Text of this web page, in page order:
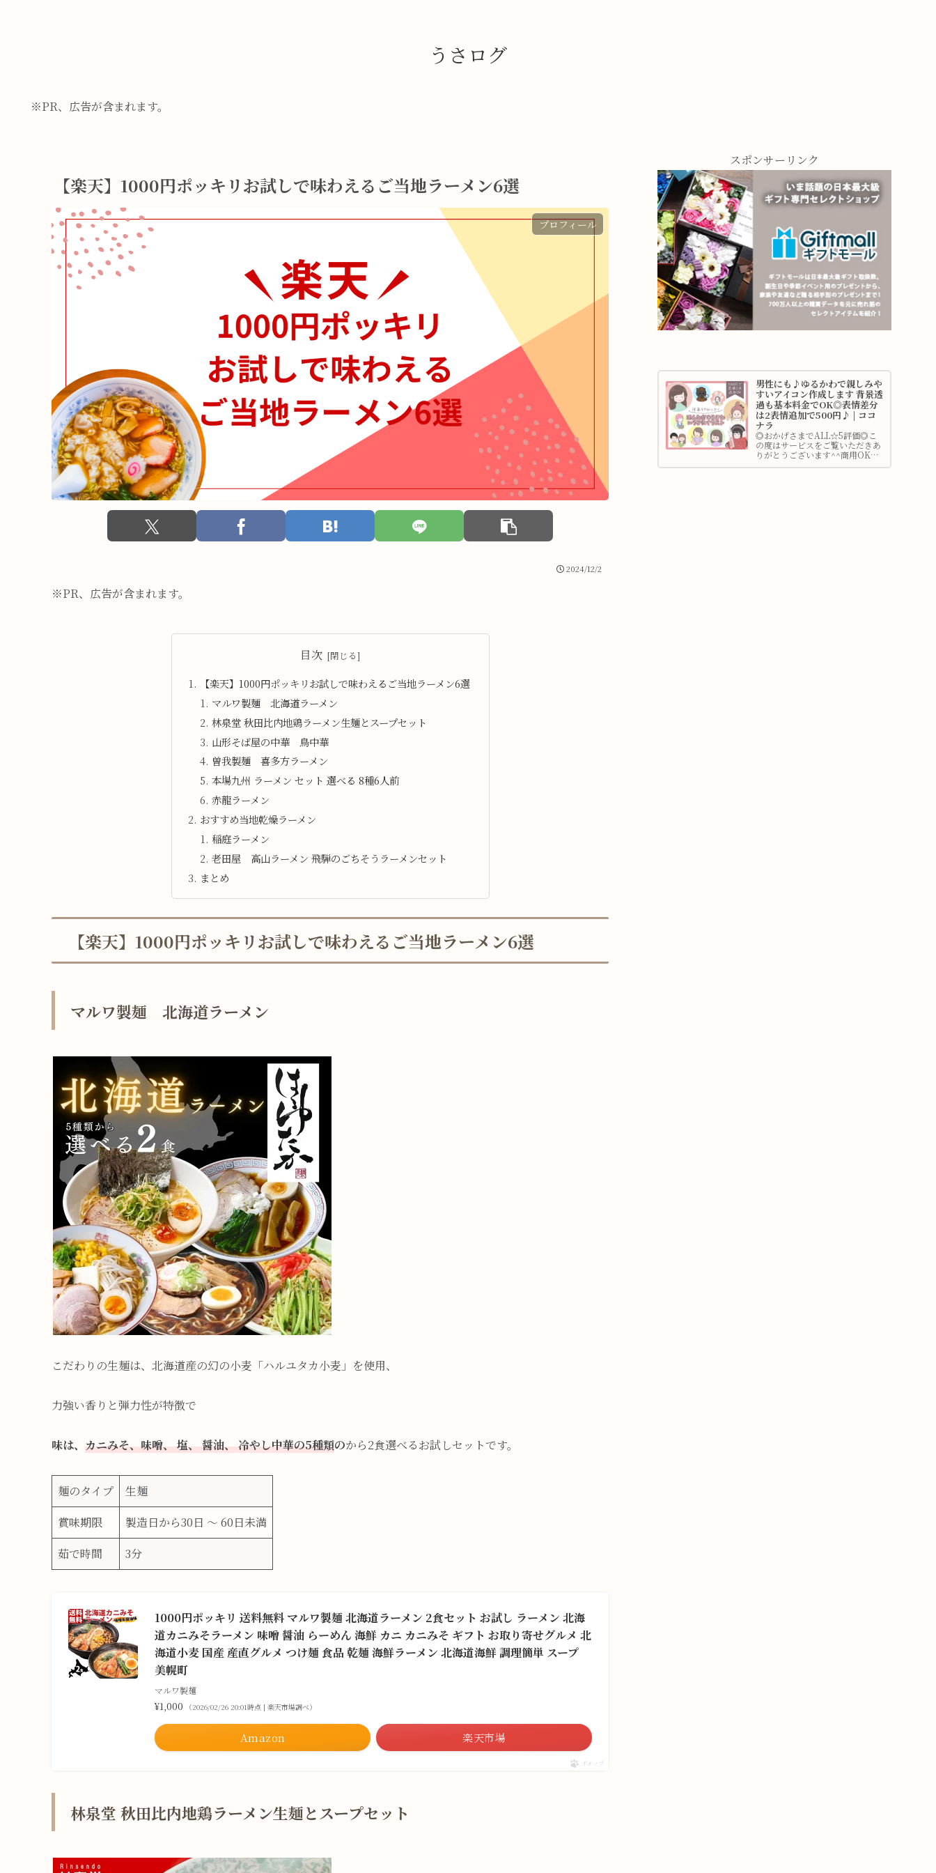
うさログ
※PR、広告が含まれます。
【楽天】1000円ポッキリお試しで味わえるご当地ラーメン6選
プロフィール
2024/12/2
※PR、広告が含まれます。
目次
【楽天】1000円ポッキリお試しで味わえるご当地ラーメン6選
マルワ製麺 北海道ラーメン
林泉堂 秋田比内地鶏ラーメン生麺とスープセット
山形そば屋の中華 鳥中華
曽我製麺 喜多方ラーメン
本場九州 ラーメン セット 選べる 8種6人前
赤龍ラーメン
おすすめ当地乾燥ラーメン
稲庭ラーメン
老田屋 高山ラーメン 飛騨のごちそうラーメンセット
まとめ
【楽天】1000円ポッキリお試しで味わえるご当地ラーメン6選
マルワ製麺 北海道ラーメン
こだわりの生麺は、北海道産の幻の小麦「ハルユタカ小麦」を使用、
力強い香りと弾力性が特徴で
味は、 カニみそ、味噌、 塩、 醤油、 冷やし中華の5種類のから2食選べるお試しセットです。
麺のタイプ
生麺
賞味期限
製造日から30日 ～ 60日未満
茹で時間
3分
1000円ポッキリ 送料無料 マルワ製麺 北海道ラーメン 2食セット お試し ラーメン 北海
道カニみそラーメン 味噌 醤油 らーめん 海鮮 カニ カニみそ ギフト お取り寄せグルメ 北
海道小麦 国産 産直グルメ つけ麺 食品 乾麺 海鮮ラーメン 北海道海鮮 調理簡単 スープ
美幌町
マルワ製麺
¥1,000 （2026/02/26 20:01時点 | 楽天市場調べ）
Amazon 楽天市場
ポチップ
林泉堂 秋田比内地鶏ラーメン生麺とスープセット
スポンサーリンク
男性にも♪ゆるかわで親しみや
すいアイコン作成します 背景透
過も基本料金でOK◎表情差分
は2表情追加で500円♪ | ココ
ナラ
◎おかげさまでALL☆5評価◎こ
の度はサービスをご覧いただきあ
りがとうございます^^商用OK◎
柔らかな印象を与えるゆるかわな